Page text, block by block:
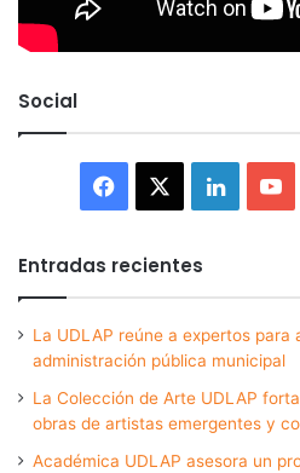
Social
Facebook LinkedIn
Entradas recientes
La UDLAP reúne a expertos para
administración pública municipal
La Colección de Arte UDLAP
obras de artistas emergentes y
Académica UDLAP asesora un